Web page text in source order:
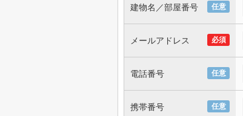
任意
建物名／部屋番号
必須
メールアドレス
任意
電話番号
任意
携帯番号